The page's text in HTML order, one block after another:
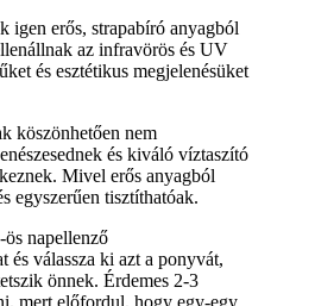
igen erős, strapabíró anyagból
az infravörös és UV
és esztétikus megjelenésüket
köszönhetően nem
és kiváló víztaszító
Mivel erős anyagból
egyszerűen tisztíthatóak.
napellenző
és válassza ki azt a ponyvát,
önnek. Érdemes 2-3